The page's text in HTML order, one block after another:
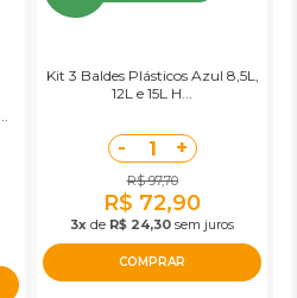
Kit 3 Baldes Plásticos Azul 8,5L,
12L e 15L H...
- 1 +
R$ 97,70
R$ 72,90
3x de R$ 24,30 sem juros
COMPRAR